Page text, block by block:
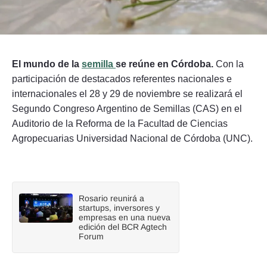
Seguinos
El mundo de la semilla se reúne en Córdoba. Con la
participación de destacados referentes nacionales e
internacionales el 28 y 29 de noviembre se realizará el
Segundo Congreso Argentino de Semillas (CAS) en el
Auditorio de la Reforma de la Facultad de Ciencias
Agropecuarias Universidad Nacional de Córdoba (UNC).
Rosario reunirá a
startups, inversores y
empresas en una nueva
edición del BCR Agtech
Forum